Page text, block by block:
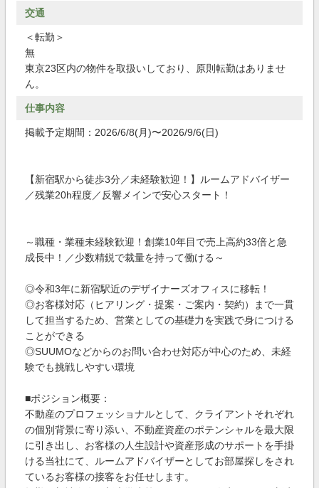
交通
＜転勤＞
無
東京23区内の物件を取扱いしており、原則転勤はありませ
ん。
仕事内容
掲載予定期間：2026/6/8(月)〜2026/9/6(日)
【新宿駅から徒歩3分／未経験歓迎！】ルームアドバイザー
／残業20h程度／反響メインで安心スタート！
～職種・業種未経験歓迎！創業10年目で売上高約33倍と急
成長中！／少数精鋭で裁量を持って働ける～
◎令和3年に新宿駅近のデザイナーズオフィスに移転！
◎お客様対応（ヒアリング・提案・ご案内・契約）まで一貫
して担当するため、営業としての基礎力を実践で身につける
ことができる
◎SUUMOなどからのお問い合わせ対応が中心のため、未経
験でも挑戦しやすい環境
■ポジション概要：
不動産のプロフェッショナルとして、クライアントそれぞれ
の個別背景に寄り添い、不動産資産のポテンシャルを最大限
に引き出し、お客様の人生設計や資産形成のサポートを手掛
ける当社にて、ルームアドバイザーとしてお部屋探しをされ
ているお客様の接客をお任せします。